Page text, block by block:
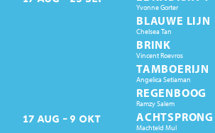
Yvonne Gorter
BLAUWE LIJN
Chelsea Tan
BRINK
Vincent Roevros
TAMBOERIJN
Angelica Setiaman
REGENBOOG
Ramzy Salem
17 AUG 9 OKT ACHTSPRONG
Machteld Mul